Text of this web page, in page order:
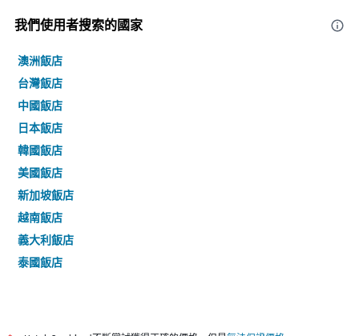
我們使用者搜索的國家
澳洲飯店
台灣飯店
中國飯店
日本飯店
韓國飯店
美國飯店
新加坡飯店
越南飯店
義大利飯店
泰國飯店